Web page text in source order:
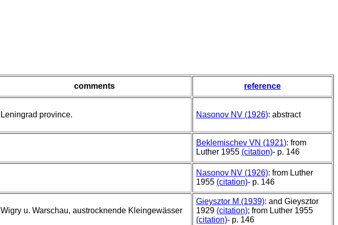
comments reference
Leningrad province. Nasonov NV (1926): abstract
Beklemischev VN (1921): from
Luther 1955 (citation)- p. 146
Nasonov NV (1926): from Luther
1955 (citation)- p. 146
Wigry u. Warschau, austrocknende Kleingewässer
Gieysztor M (1939): and Gieysztor
1929 (citation); from Luther 1955
(citation)- p. 146